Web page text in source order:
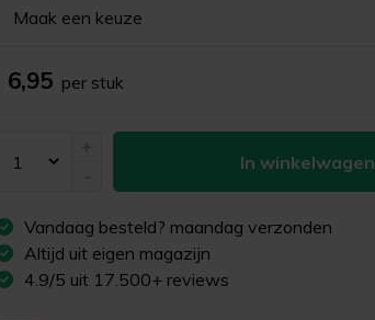
Maak een keuze
6,95 per stuk
In winkelwagen
Vandaag besteld? maandag verzonden
Altijd uit eigen magazijn
4.9/5 uit 17.500+ reviews